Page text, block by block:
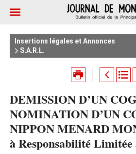
Insertions légales et Annonces
S.A.R.L.
DEMISSION D’UN
NOMINATION D’UN
NIPPON MENARD
à Responsabilité